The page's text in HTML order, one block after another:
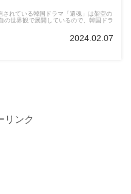
されている韓国ドラマ「還魂」は架空の
の世界観で展開しているので、韓国ドラ
2024.02.07
リンク